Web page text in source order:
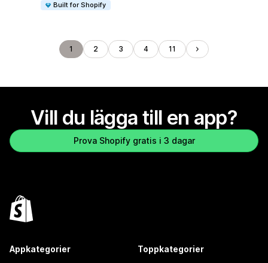
Built for Shopify
1 2 3 4 11
Vill du lägga till en app?
Prova Shopify gratis i 3 dagar
Appkategorier Toppkategorier